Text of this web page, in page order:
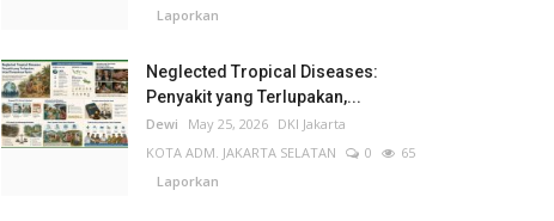
Laporkan
Neglected Tropical Diseases:
Penyakit yang Terlupakan,...
Dewi May 25, 2026 DKI Jakarta
KOTA ADM. JAKARTA SELATAN
0
65
Laporkan